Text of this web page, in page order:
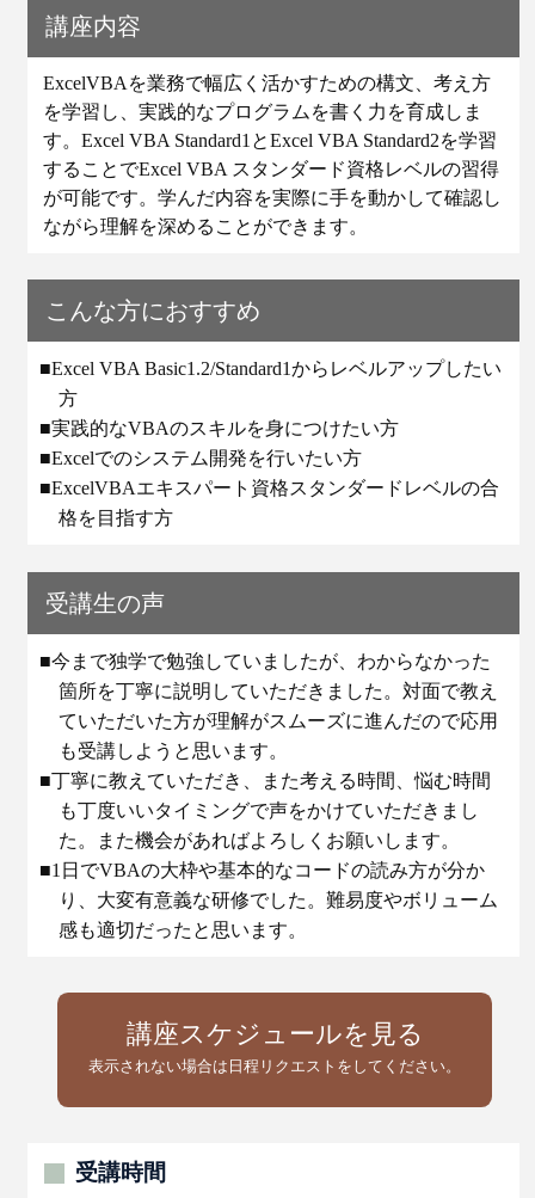
講座内容
ExcelVBAを業務で幅広く活かすための構文、考え方
を学習し、実践的なプログラムを書く力を育成しま
す。Excel VBA Standard1とExcel VBA Standard2を学習
することでExcel VBA スタンダード資格レベルの習得
が可能です。学んだ内容を実際に手を動かして確認し
ながら理解を深めることができます。
こんな方におすすめ
■Excel VBA Basic1.2/Standard1からレベルアップしたい
方
■実践的なVBAのスキルを身につけたい方
■Excelでのシステム開発を行いたい方
■ExcelVBAエキスパート資格スタンダードレベルの合
格を目指す方
受講生の声
■今まで独学で勉強していましたが、わからなかった
箇所を丁寧に説明していただきました。対面で教え
ていただいた方が理解がスムーズに進んだので応用
も受講しようと思います。
■丁寧に教えていただき、また考える時間、悩む時間
も丁度いいタイミングで声をかけていただきまし
た。また機会があればよろしくお願いします。
■1日でVBAの大枠や基本的なコードの読み方が分か
り、大変有意義な研修でした。難易度やボリューム
感も適切だったと思います。
講座スケジュールを見る
表示されない場合は日程リクエストをしてください。
受講時間